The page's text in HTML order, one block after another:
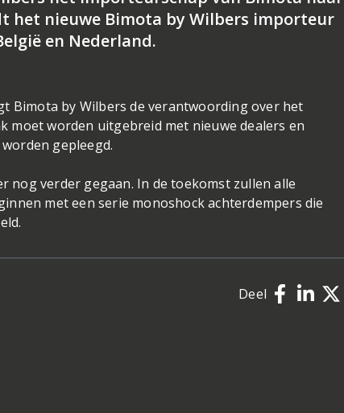
het nieuwe Bimota by Wilbers importeur
en Nederland.
Bimota by Wilbers de verantwoording over het
moet worden uitgebreid met nieuwe dealers en
gepleegd.
nog verder gegaan. In de toekomst zullen alle
met een serie monoshock achterdempers die
Deel